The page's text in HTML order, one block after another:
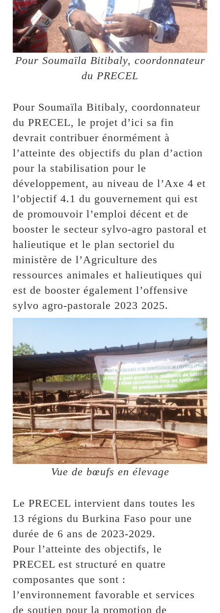
Pour Soumaïla Bitibaly, coordonnateur
du PRECEL
Pour Soumaïla Bitibaly, coordonnateur
du PRECEL, le projet d’ici sa fin
devrait contribuer énormément à
l’atteinte des objectifs du plan d’action
pour la stabilisation pour le
développement, au niveau de l’Axe 4 et
l’objectif 4.1 du gouvernement qui est
de promouvoir l’emploi décent et de
booster le secteur sylvo-agro pastoral et
halieutique et le plan sectoriel du
ministère de l’Agriculture des
ressources animales et halieutiques qui
est de booster également l’offensive
sylvo agro-pastorale 2023 2025.
Vue de bœufs en élevage
Le PRECEL intervient dans toutes les
13 régions du Burkina Faso pour une
durée de 6 ans de 2023-2029.
Pour l’atteinte des objectifs, le
PRECEL est structuré en quatre
composantes que sont :
l’environnement favorable et services
de soutien pour la promotion de